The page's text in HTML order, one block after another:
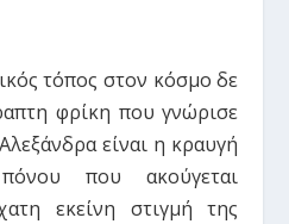
τόπος στον κόσμο δε
φρίκη που γνώρισε
είναι η κραυγή
που ακούγεται
εκείνη στιγμή της